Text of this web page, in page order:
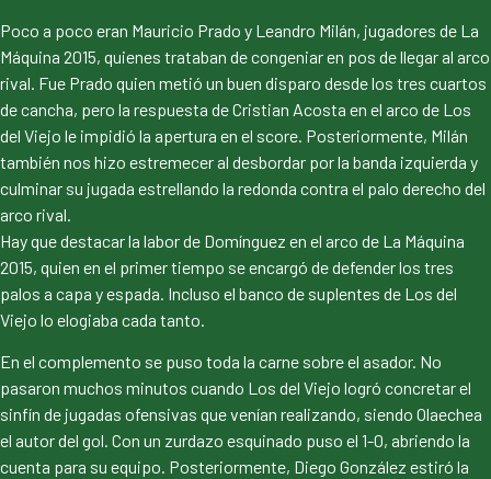
Poco a poco eran Mauricio Prado y Leandro Milán, jugadores de La
Máquina 2015, quienes trataban de congeniar en pos de llegar al arco
rival. Fue Prado quien metió un buen disparo desde los tres cuartos
de cancha, pero la respuesta de Cristian Acosta en el arco de Los
del Viejo le impidió la apertura en el score. Posteriormente, Milán
también nos hizo estremecer al desbordar por la banda izquierda y
culminar su jugada estrellando la redonda contra el palo derecho del
arco rival.
Hay que destacar la labor de Domínguez en el arco de La Máquina
2015, quien en el primer tiempo se encargó de defender los tres
palos a capa y espada. Incluso el banco de suplentes de Los del
Viejo lo elogiaba cada tanto.
En el complemento se puso toda la carne sobre el asador. No
pasaron muchos minutos cuando Los del Viejo logró concretar el
sinfín de jugadas ofensivas que venían realizando, siendo Olaechea
el autor del gol. Con un zurdazo esquinado puso el 1-0, abriendo la
cuenta para su equipo. Posteriormente, Diego González estiró la